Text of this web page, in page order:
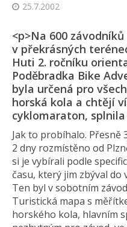
25.7.2002
<p>Na 600
v překrásných
Huti 2. ročníku
Poděbradka Bike
byla určená pro
horská kola a chtějí
cyklomaraton,
Jak to probíhalo.
2 dny rozmístěno od
si je vybírali podle
času, který jim zbýval do
Ten byl v sobotním
Turistická mapa s
horského kola, hlavním